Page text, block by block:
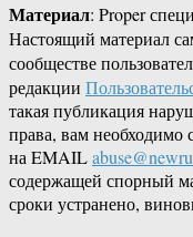
Материал: Proper
Настоящий материал
сообществе
редакции
такая публикация
права, вам необходимо
на EMAIL
содержащей спорный
сроки устранено,